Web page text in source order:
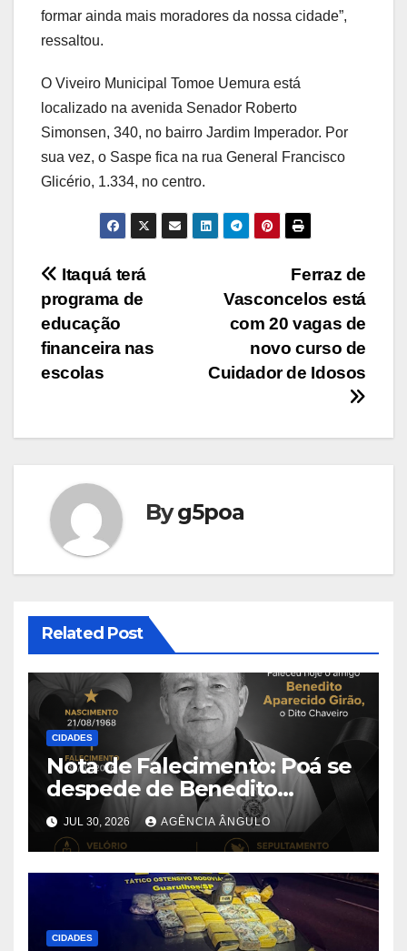
formar ainda mais moradores da nossa cidade”,
ressaltou.
O Viveiro Municipal Tomoe Uemura está
localizado na avenida Senador Roberto
Simonsen, 340, no bairro Jardim Imperador. Por
sua vez, o Saspe fica na rua General Francisco
Glicério, 1.334, no centro.
Navegação
de
Post
Ferraz de
Vasconcelos está
com 20 vagas de
novo curso de
Cuidador de Idosos
Itaquá terá
programa de
educação
financeira nas
escolas
Byg5poa
Related Post
CIDADES
Nota de Falecimento: Poá se
despede de Benedito
Aparecido Girão, o conhecido
“Dito Chaveiro”
JUL 30, 2026 AGÊNCIA ÂNGULO
CIDADES